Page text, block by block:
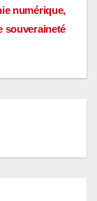
numérique,
souveraineté